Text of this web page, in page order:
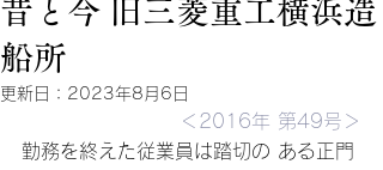
昔と今 旧三菱重工横浜造
船所
更新日： 2023年8月6日
＜2016年 第49号＞
勤務を終えた従業員は踏切の ある正門